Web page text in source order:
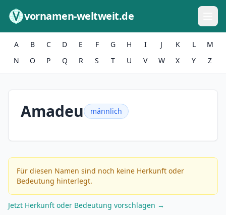
vornamen-weltweit.de
A B C D E F G H I J K L
M
N
O P Q R S T U V W X Y Z
Amadeu männlich
Für diesen Namen sind noch keine Herkunft oder
Bedeutung hinterlegt.
Jetzt Herkunft oder Bedeutung vorschlagen →